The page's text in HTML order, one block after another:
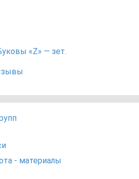
«Z» — зет.
- материалы